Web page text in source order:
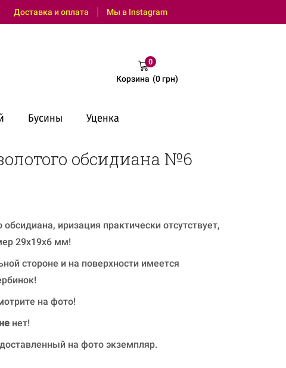
(095) 0 600 550 (Viber, Telegram, с 9:00 до 18:00)
Доставка и оплата Мы в Instagram
0
Корзина (0грн)
Бусины Уценка
обсидиана №6
иризация практически отсутствует,
29x19x6 мм!
стороне и на поверхности имеется
на фото!
нет!
на фото экземпляр.